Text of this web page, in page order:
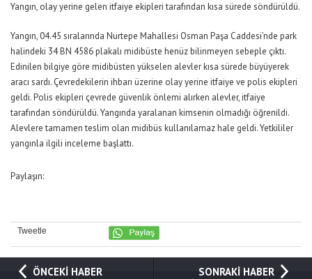
Yangın, olay yerine gelen itfaiye ekipleri tarafından kısa sürede söndürüldü.
Yangın, 04.45 sıralarında Nurtepe Mahallesi Osman Paşa Caddesi’nde park
halindeki 34 BN 4586 plakalı midibüste henüz bilinmeyen sebeple çıktı.
Edinilen bilgiye göre midibüsten yükselen alevler kısa sürede büyüyerek
aracı sardı. Çevredekilerin ihbarı üzerine olay yerine itfaiye ve polis ekipleri
geldi. Polis ekipleri çevrede güvenlik önlemi alırken alevler, itfaiye
tarafından söndürüldü. Yangında yaralanan kimsenin olmadığı öğrenildi.
Alevlere tamamen teslim olan midibüs kullanılamaz hale geldi. Yetkililer
yangınla ilgili inceleme başlattı.
Paylaşın:
Tweetle
ÖNCEKİ HABER SONRAKİ HABER